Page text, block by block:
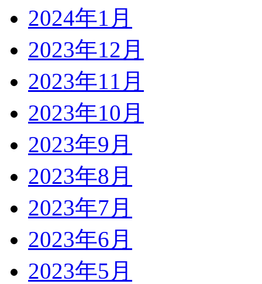
2024年1月
2023年12月
2023年11月
2023年10月
2023年9月
2023年8月
2023年7月
2023年6月
2023年5月